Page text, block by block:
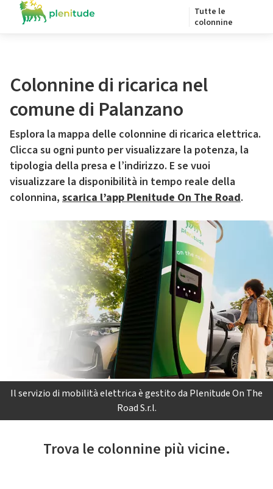
Tutte le
colonnine
Colonnine di ricarica nel
comune di Palanzano
Esplora la mappa delle colonnine di ricarica elettrica.
Clicca su ogni punto per visualizzare la potenza, la
tipologia della presa e l’indirizzo. E se vuoi
visualizzare la disponibilità in tempo reale della
colonnina, scarica l’app Plenitude On The Road.
Il servizio di mobilità elettrica è gestito da Plenitude On The
Road S.r.l.
Trova le colonnine più vicine.